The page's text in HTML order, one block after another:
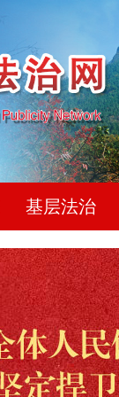
基层法治